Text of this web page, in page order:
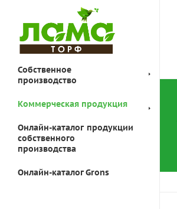
Собственное
производство
Коммерческая продукция
Онлайн-каталог продукции
собственного
производства
Онлайн-каталог Grons